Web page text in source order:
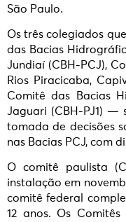
São Paulo.
Os três colegiados
das Bacias
Jundiaí (CBH-PCJ),
Rios Piracicaba,
Comitê das Bacias
Jaguari (CBH-PJ1) —
tomada de decisões
nas Bacias PCJ, com
O comitê paulista
instalação em
comitê federal
12 anos. Os Comitês